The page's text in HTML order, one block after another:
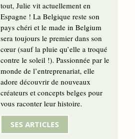
tout, Julie vit actuellement en
Espagne ! La Belgique reste son
pays chéri et le made in Belgium
sera toujours le premier dans son
cœur (sauf la pluie qu’elle a troqué
contre le soleil !). Passionnée par le
monde de l’entreprenariat, elle
adore découvrir de nouveaux
créateurs et concepts belges pour
vous raconter leur histoire.
SES ARTICLES